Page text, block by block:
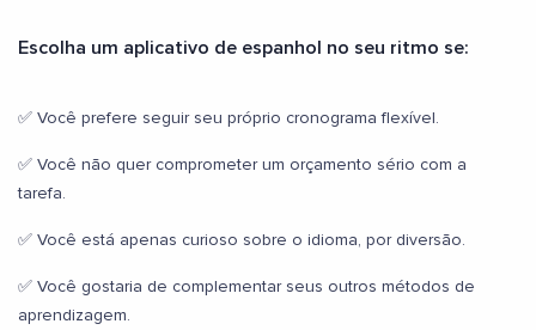
Escolha um aplicativo de espanhol no seu ritmo se:
✅ Você prefere seguir seu próprio cronograma flexível.
✅ Você não quer comprometer um orçamento sério com a
tarefa.
✅ Você está apenas curioso sobre o idioma, por diversão.
✅ Você gostaria de complementar seus outros métodos de
aprendizagem.